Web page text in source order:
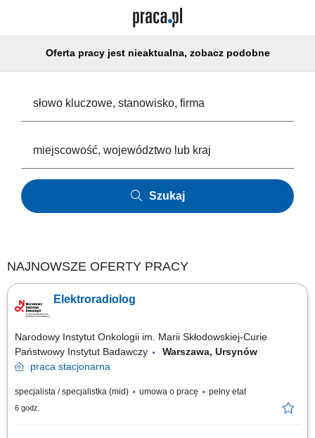
Oferta pracy jest nieaktualna, zobacz podobne
Szukaj
NAJNOWSZE OFERTY PRACY
Elektroradiolog
Narodowy Instytut Onkologii im. Marii Skłodowskiej-Curie
Państwowy Instytut Badawczy
Warszawa, Ursynów
praca stacjonarna
specjalista / specjalistka (mid) umowa o pracę pełny etat
6 godz.